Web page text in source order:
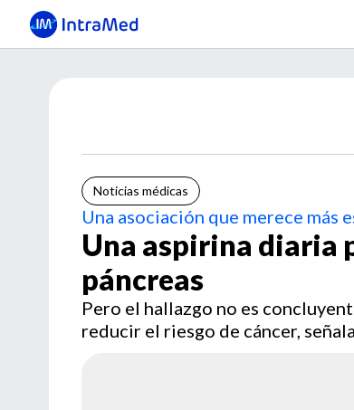
Noticias médicas
Una asociación que merece más
Una aspirina diaria
páncreas
Pero el hallazgo no es
reducir el riesgo de cáncer,